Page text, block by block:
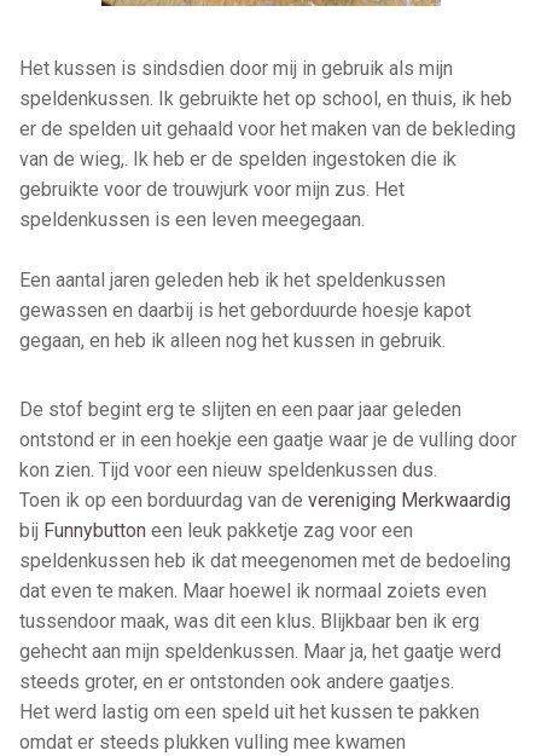
Het kussen is sindsdien door mij in gebruik als mijn
speldenkussen. Ik gebruikte het op school, en thuis, ik heb
er de spelden uit gehaald voor het maken van de bekleding
van de wieg,. Ik heb er de spelden ingestoken die ik
gebruikte voor de trouwjurk voor mijn zus. Het
speldenkussen is een leven meegegaan.
Een aantal jaren geleden heb ik het speldenkussen
gewassen en daarbij is het geborduurde hoesje kapot
gegaan, en heb ik alleen nog het kussen in gebruik.
De stof begint erg te slijten en een paar jaar geleden
ontstond er in een hoekje een gaatje waar je de vulling door
kon zien. Tijd voor een nieuw speldenkussen dus.
Toen ik op een borduurdag van de vereniging Merkwaardig
bij Funnybutton een leuk pakketje zag voor een
speldenkussen heb ik dat meegenomen met de bedoeling
dat even te maken. Maar hoewel ik normaal zoiets even
tussendoor maak, was dit een klus. Blijkbaar ben ik erg
gehecht aan mijn speldenkussen. Maar ja, het gaatje werd
steeds groter, en er ontstonden ook andere gaatjes.
Het werd lastig om een speld uit het kussen te pakken
omdat er steeds plukken vulling mee kwamen